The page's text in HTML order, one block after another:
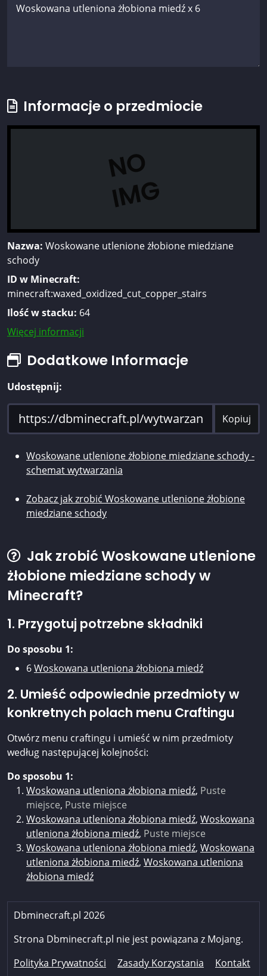
Informacje o przedmiocie
Nazwa: Woskowane utlenione żłobione miedziane
schody
ID w Minecraft:
minecraft:waxed_oxidized_cut_copper_stairs
Ilość w stacku: 64
Więcej informacji
Dodatkowe Informacje
Udostępnij:
Kopiuj
Woskowane utlenione żłobione miedziane schody -
schemat wytwarzania
Zobacz jak zrobić Woskowane utlenione żłobione
miedziane schody
Jak zrobić Woskowane utlenione
żłobione miedziane schody w
Minecraft?
1. Przygotuj potrzebne składniki
Do sposobu 1:
6Woskowana utleniona żłobiona miedź
2. Umieść odpowiednie przedmioty w
konkretnych polach menu Craftingu
Otwórz menu craftingu i umieść w nim przedmioty
według następującej kolejności:
Do sposobu 1:
Woskowana utleniona żłobiona miedź, Puste
miejsce, Puste miejsce
Woskowana utleniona żłobiona miedź, Woskowana
utleniona żłobiona miedź, Puste miejsce
Woskowana utleniona żłobiona miedź, Woskowana
utleniona żłobiona miedź, Woskowana utleniona
żłobiona miedź
Dbminecraft.pl 2026
Strona Dbminecraft.pl nie jest powiązana z Mojang.
Polityka Prywatności
Zasady Korzystania Kontakt